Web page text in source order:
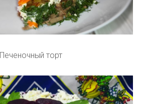
Печеночный торт